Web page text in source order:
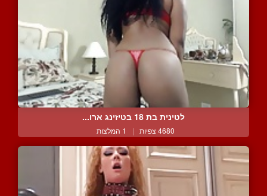
לטינית בת 18 בטיזינג ארו...
4680 צפיות | 1 המלצות